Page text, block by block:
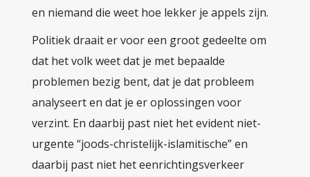
en niemand die weet hoe lekker je appels zijn.
Politiek draait er voor een groot gedeelte om
dat het volk weet dat je met bepaalde
problemen bezig bent, dat je dat probleem
analyseert en dat je er oplossingen voor
verzint. En daarbij past niet het evident niet-
urgente “joods-christelijk-islamitische” en
daarbij past niet het eenrichtingsverkeer